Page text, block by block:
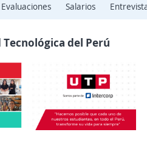
Evaluaciones Salarios
del Perú